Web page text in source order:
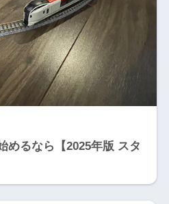
めるなら【2025年版 スタ